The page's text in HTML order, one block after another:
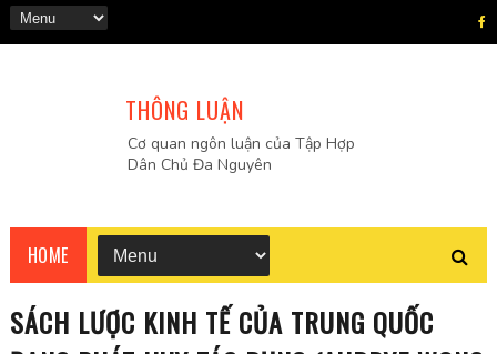
THÔNG LUẬN
Cơ quan ngôn luận của Tập Hợp
Dân Chủ Đa Nguyên
HOME
SÁCH LƯỢC KINH TẾ CỦA TRUNG QUỐC